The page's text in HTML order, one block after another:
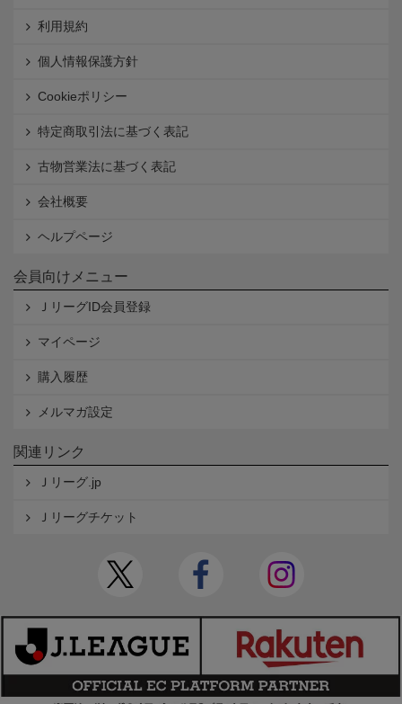
利用規約
個人情報保護方針
Cookieポリシー
特定商取引法に基づく表記
古物営業法に基づく表記
会社概要
ヘルプページ
会員向けメニュー
ＪリーグID会員登録
マイページ
購入履歴
メルマガ設定
関連リンク
Ｊリーグ.jp
Ｊリーグチケット